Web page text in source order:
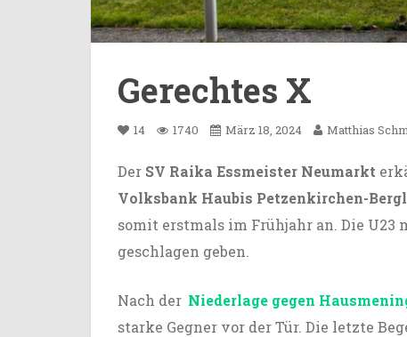
Gerechtes X
14 1740 März 18, 2024 Matthias
Der SV Raika Essmeister Neumarkt
Volksbank Haubis Petzenkirchen-
somit erstmals im Frühjahr an. Die U23
geschlagen geben.
Nach der Niederlage gegen
starke Gegner vor der Tür. Die letzte